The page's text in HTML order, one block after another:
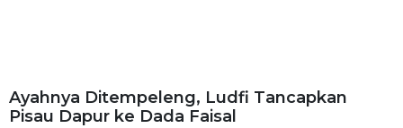
Ayahnya Ditempeleng, Ludfi Tancapkan
Pisau Dapur ke Dada Faisal